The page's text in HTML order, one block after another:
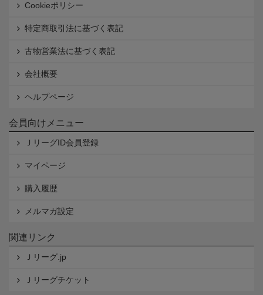
Cookieポリシー
特定商取引法に基づく表記
古物営業法に基づく表記
会社概要
ヘルプページ
会員向けメニュー
ＪリーグID会員登録
マイページ
購入履歴
メルマガ設定
関連リンク
Ｊリーグ.jp
Ｊリーグチケット